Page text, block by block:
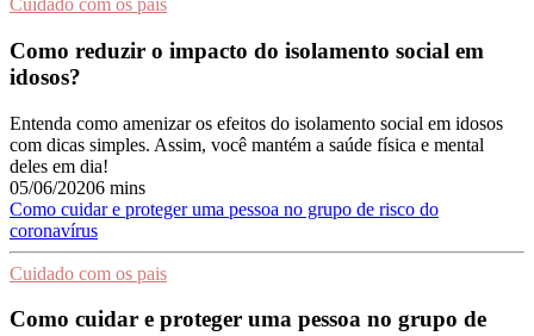
Cuidado com os pais
Como reduzir o impacto do isolamento social em
idosos?
Entenda como amenizar os efeitos do isolamento social em idosos
com dicas simples. Assim, você mantém a saúde física e mental
deles em dia!
05/06/20206 mins
Como cuidar e proteger uma pessoa no grupo de risco do
coronavírus
Cuidado com os pais
Como cuidar e proteger uma pessoa no grupo de